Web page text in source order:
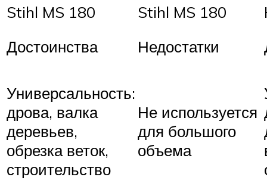
Stihl MS 180
Достоинства
Stihl MS 180
Недостатки
Универсальность:
дрова, валка
деревьев,
обрезка веток,
строительство
Не используется
для большого
объема